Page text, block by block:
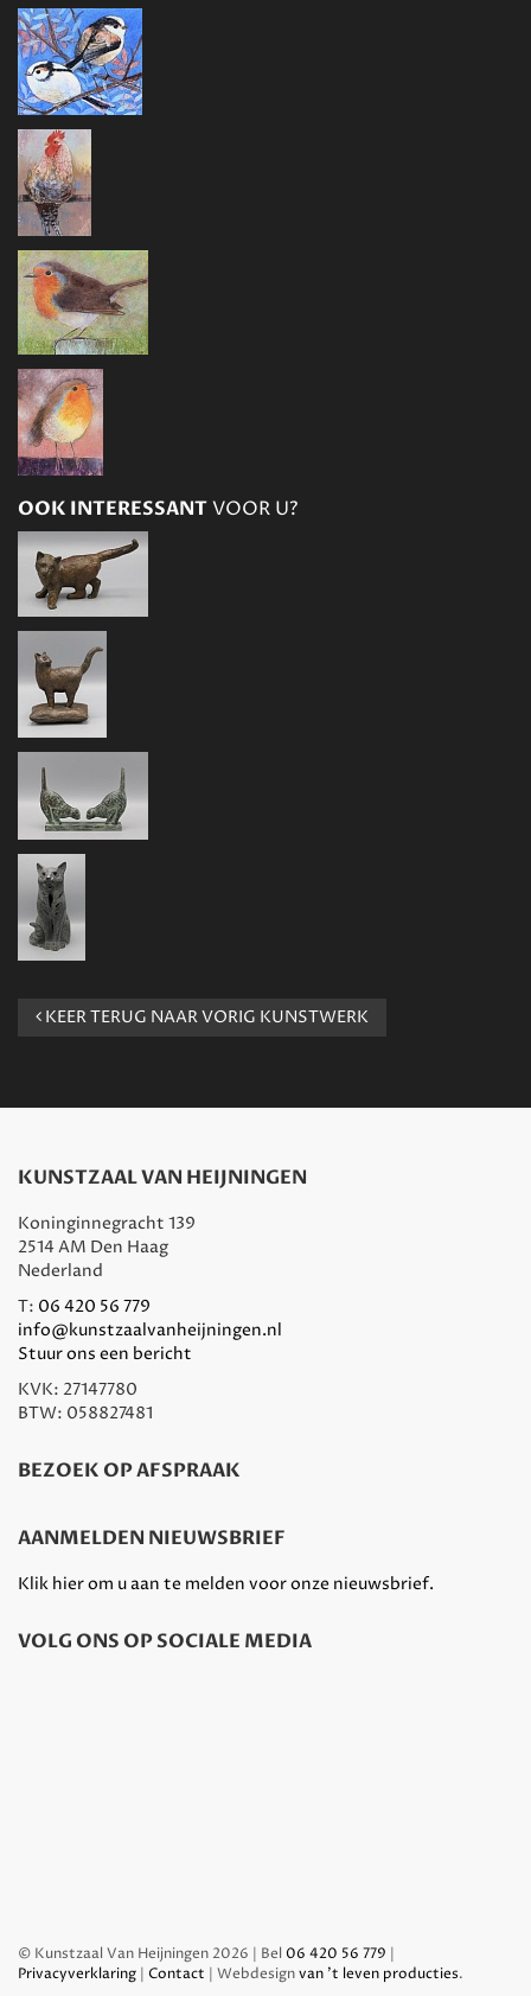
OOK INTERESSANTVOOR U?
KEER TERUG NAAR VORIG KUNSTWERK
KUNSTZAAL VAN HEIJNINGEN
Koninginnegracht 139
2514 AM Den Haag
Nederland
T: 06 420 56 779
info@kunstzaalvanheijningen.nl
Stuur ons een bericht
KVK: 27147780
BTW: 058827481
BEZOEK OP AFSPRAAK
AANMELDEN NIEUWSBRIEF
Klik hier om u aan te melden voor onze nieuwsbrief.
VOLG ONS OP SOCIALE MEDIA
© Kunstzaal Van Heijningen 2026 | Bel 06 420 56 779 |
Privacyverklaring | Contact | Webdesignvan 't leven producties.